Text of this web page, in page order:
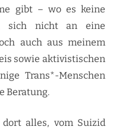
gibt – wo es keine
sich nicht an eine
auch aus meinem
sowie aktivistischen
Trans*-Menschen
Beratung.
alles, vom Suizid